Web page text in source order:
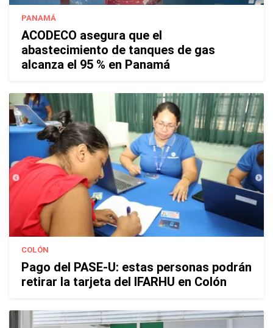
PANAMÁ
ACODECO asegura que el
abastecimiento de tanques de gas
alcanza el 95 % en Panamá
COLÓN
Pago del PASE-U: estas personas podrán
retirar la tarjeta del IFARHU en Colón